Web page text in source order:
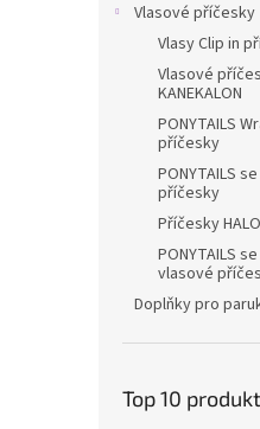
Vlasové příčesky
Vlasy Clip in
Vlasové
KANEKALON
PONYTAILS
příčesky
PONYTAILS
příčesky
Příčesky
PONYTAILS
vlasové
Doplňky pro
Top 10